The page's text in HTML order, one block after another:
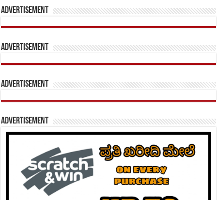
Advertisement
Advertisement
Advertisement
Advertisement